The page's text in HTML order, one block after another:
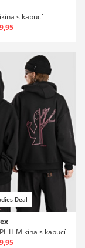
s kapucí
Deal
H Mikina s kapucí